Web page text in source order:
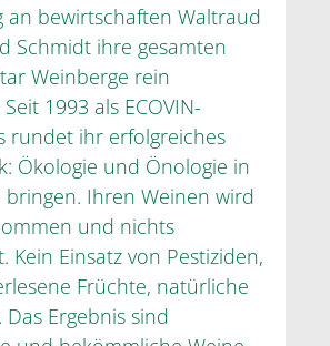
an bewirtschaften Waltraud
Schmidt ihre gesamten
Weinberge rein
1993 als ECOVIN-
rundet ihr erfolgreiches
Ökologie und Önologie in
bringen. Ihren Weinen wird
und nichts
Kein Einsatz von Pestiziden,
Früchte, natürliche
Ergebnis sind